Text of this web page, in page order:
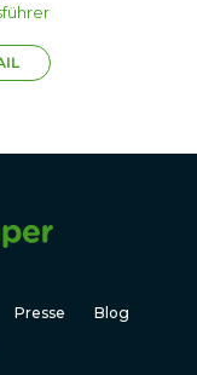
Presse
Blog